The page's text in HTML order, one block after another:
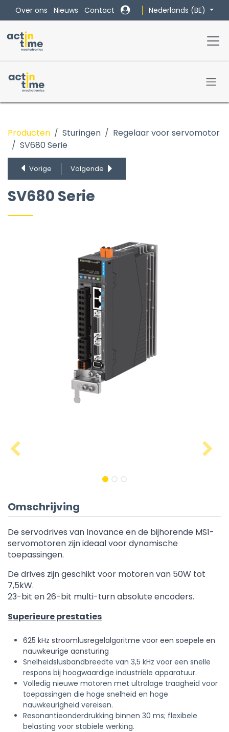
Overslaan naar inhoud
Over ons Nieuws Contact Nederlands (BE)
SV680 Serie
SV660 Serie
SV670 Serie
IS620 Serie
Producten Sturingen
Regelaar voor servomotor
SV680 Serie
Vorige Volgende
SV680 Serie
Omschrijving
De servodrives van Inovance en de bijhorende MS1-
servomotoren zijn ideaal voor dynamische
toepassingen.
De drives zijn geschikt voor motoren van 50W tot
7,5kW.
23-bit en 26-bit multi-turn absolute encoders.
Superieure prestaties
625 kHz stroomlusregelalgoritme voor een soepele en
nauwkeurige aansturing
Snelheidslusbandbreedte van 3,5 kHz voor een snelle
respons bij hoogwaardige industriële apparatuur.
Volledig nieuwe motoren met ultralage traagheid voor
toepassingen die hoge snelheid en hoge
nauwkeurigheid vereisen.
Resonantieonderdrukking binnen 30 ms; flexibele
belasting voor stabiele werking.